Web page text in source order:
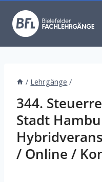
Inhalt
springen
/ Lehrgänge /
344.
Stadt
/ Online /